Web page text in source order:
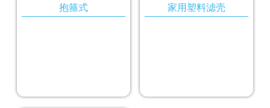
抱箍式 家用塑料滤壳